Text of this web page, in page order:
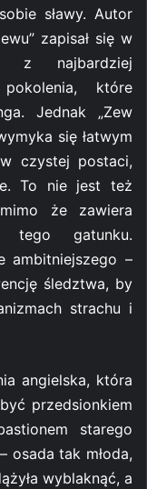
sławy. Autor
zapisał się w
z najbardziej
pokolenia, które
Jednak „Zew
się łatwym
czystej postaci,
To nie jest też
że zawiera
tego gatunku.
ambitniejszego –
śledztwa, by
strachu i
angielska, która
przedsionkiem
starego
osada tak młoda,
wyblaknąć, a